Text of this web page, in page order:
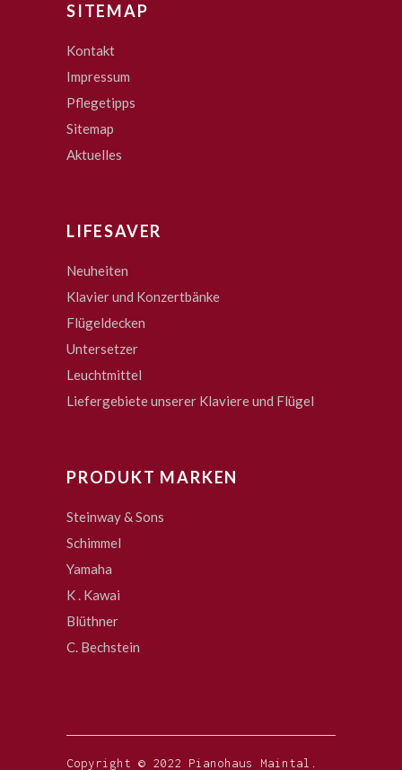
SITEMAP
Kontakt
Impressum
Pflegetipps
Sitemap
Aktuelles
LIFESAVER
Neuheiten
Klavier und Konzertbänke
Flügeldecken
Untersetzer
Leuchtmittel
Liefergebiete unserer Klaviere und Flügel
PRODUKT MARKEN
Steinway & Sons
Schimmel
Yamaha
K . Kawai
Blüthner
C. Bechstein
Copyright © 2022 Pianohaus Maintal.